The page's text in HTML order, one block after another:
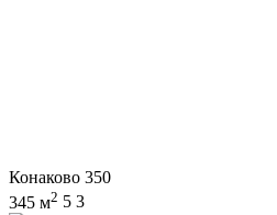
Конаково 350
345 м2 5 3